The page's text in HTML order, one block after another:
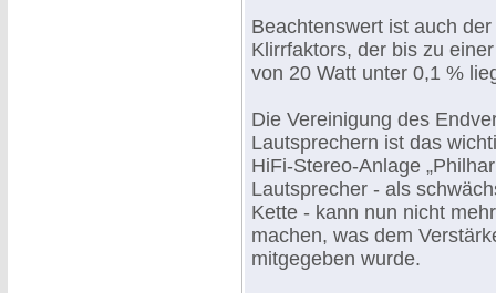
Beachtenswert ist auch
Klirrfaktors, der bis zu
von 20 Watt unter 0,1 %
Die Vereinigung des
Lautsprechern ist das
HiFi-Stereo-Anlage
Lautsprecher - als
Kette - kann nun nicht
machen, was dem
mitgegeben wurde.